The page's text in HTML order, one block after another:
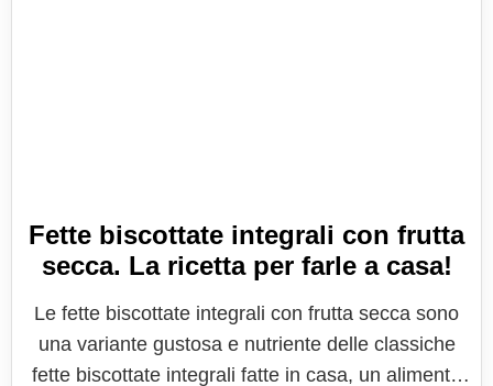
Fette biscottate integrali con frutta
secca. La ricetta per farle a casa!
Le fette biscottate integrali con frutta secca sono
una variante gustosa e nutriente delle classiche
fette biscottate integrali fatte in casa, un alimento